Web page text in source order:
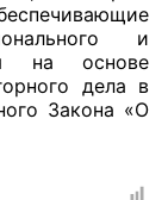
и
на основе
дела в
Закона «О